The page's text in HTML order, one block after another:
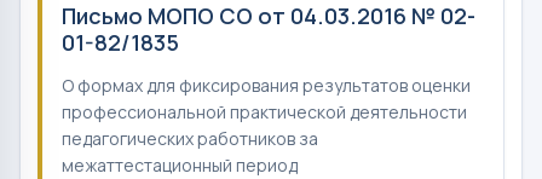
Письмо МОПО СО от 04.03.2016 № 02-
01-82/1835
О формах для фиксирования результатов оценки
профессиональной практической деятельности
педагогических работников за
межаттестационный период